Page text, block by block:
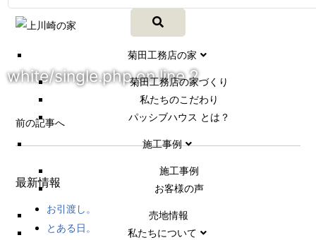
菊田工務店の家
菊田工務店の家づくり​
私たちのこだわり
パッシブハウス とは？
施工事例
施⼯事例
お客様の声
売地情報
私たちについて
white/single.phpon line2
前の記事へ
最新情報
お引渡し。
とある日。